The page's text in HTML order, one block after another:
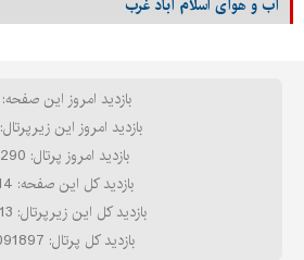
آب و هوای اسلام آباد غرب
بازدید امروز این صفحه: 1
بازدید امروز این زیرپرتال: 18
بازدید امروز پرتال: 1290
بازدید کل این صفحه: 214
بازدید کل این زیرپرتال: 22113
بازدید کل پرتال: 1091897